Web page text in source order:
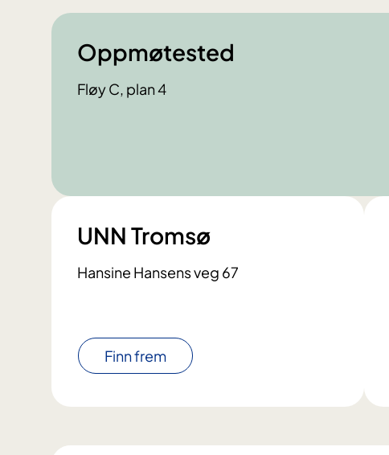
Oppmøtested
Fløy C, plan 4
UNN Tromsø
Hansine Hansens veg 67
Finn frem